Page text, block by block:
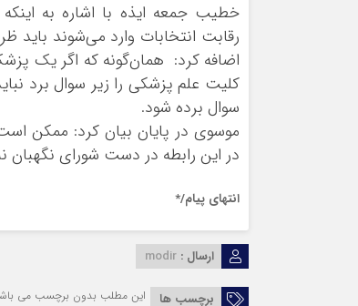
خطیب جمعه ایذه با اشاره به
رقابت انتخابات وارد می‌شوند باید
اضافه کرد: همان‌گونه که اگر یک
کلیت علم پزشکی را زیر سوال برد
سوال برده شود.
موسوی در پایان بیان کرد: ممکن
در این رابطه در دست شورای نگهبان
انتهای پیام/*
ارسال : modir
برچسب ها این مطلب بدون برچسب می